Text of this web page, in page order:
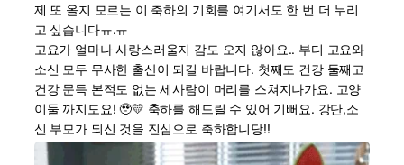
제 또 올지 모르는 이 축하의 기회를 여기서도 한 번 더 누리
고 싶습니다ㅠ.ㅠ
고요가 얼마나 사랑스러울지 감도 오지 않아요.. 부디 고요와
소신 모두 무사한 출산이 되길 바랍니다. 첫째도 건강 둘째고
건강 문득 본적도 없는 세사람이 머리를 스쳐지나가요. 고양
이둘 까지도요! 🥹💛 축하를 해드릴 수 있어 기뻐요. 강단,소
신 부모가 되신 것을 진심으로 축하합니당!!